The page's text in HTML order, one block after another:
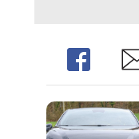
Share